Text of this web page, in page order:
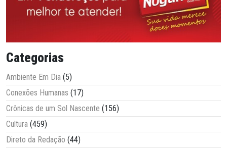
Categorias
Ambiente Em Dia (5)
Conexões Humanas (17)
Crônicas de um Sol Nascente (156)
Cultura (459)
Direto da Redação (44)